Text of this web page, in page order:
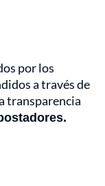
por los
a través de
transparencia